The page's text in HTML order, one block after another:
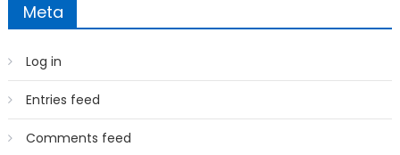
Meta
Log in
Entries feed
Comments feed